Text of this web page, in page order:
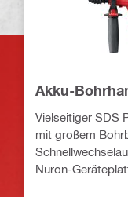
Akku-
Vielseitiger SDS
mit großem
Nuron-